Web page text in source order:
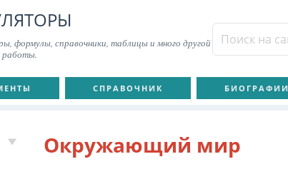
формулы, справочники, таблицы и много другой
работы.
СПРАВОЧНИК БИОГРАФИИ
Окружающий мир